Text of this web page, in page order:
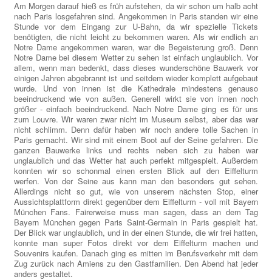
Am Morgen darauf hieß es früh aufstehen, da wir schon um halb acht
nach Paris losgefahren sind. Angekommen in Paris standen wir eine
Stunde vor dem Eingang zur U-Bahn, da wir spezielle Tickets
benötigten, die nicht leicht zu bekommen waren. Als wir endlich an
Notre Dame angekommen waren, war die Begeisterung groß. Denn
Notre Dame bei diesem Wetter zu sehen ist einfach unglaublich. Vor
allem, wenn man bedenkt, dass dieses wunderschöne Bauwerk vor
einigen Jahren abgebrannt ist und seitdem wieder komplett aufgebaut
wurde. Und von innen ist die Kathedrale mindestens genauso
beeindruckend wie von außen. Generell wirkt sie von innen noch
größer - einfach beeindruckend. Nach Notre Dame ging es für uns
zum Louvre. Wir waren zwar nicht im Museum selbst, aber das war
nicht schlimm. Denn dafür haben wir noch andere tolle Sachen in
Paris gemacht. Wir sind mit einem Boot auf der Seine gefahren. Die
ganzen Bauwerke links und rechts neben sich zu haben war
unglaublich und das Wetter hat auch perfekt mitgespielt. Außerdem
konnten wir so schonmal einen ersten Blick auf den Eiffelturm
werfen. Von der Seine aus kann man den besonders gut sehen.
Allerdings nicht so gut, wie von unserem nächsten Stop, einer
Aussichtsplattform direkt gegenüber dem Eiffelturm - voll mit Bayern
München Fans. Fairerweise muss man sagen, dass an dem Tag
Bayern München gegen Paris Saint-Germain in Paris gespielt hat.
Der Blick war unglaublich, und in der einen Stunde, die wir frei hatten,
konnte man super Fotos direkt vor dem Eiffelturm machen und
Souvenirs kaufen. Danach ging es mitten im Berufsverkehr mit dem
Zug zurück nach Amiens zu den Gastfamilien. Den Abend hat jeder
anders gestaltet.